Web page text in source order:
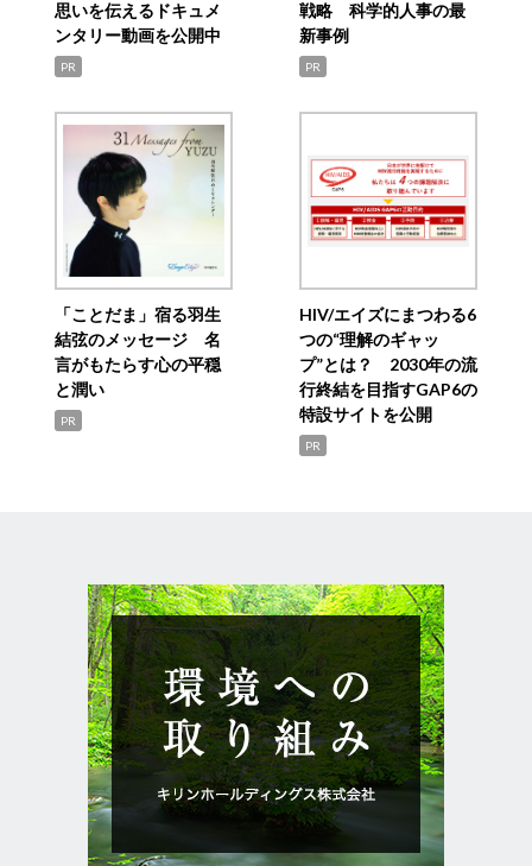
思いを伝えるドキュメ
ンタリー動画を公開中
PR
戦略 科学的人事の最
新事例
PR
「ことだま」宿る羽生
結弦のメッセージ 名
言がもたらす心の平穏
と潤い
PR
HIV/エイズにまつわる6
つの“理解のギャッ
プ”とは？ 2030年の流
行終結を目指すGAP6の
特設サイトを公開
PR